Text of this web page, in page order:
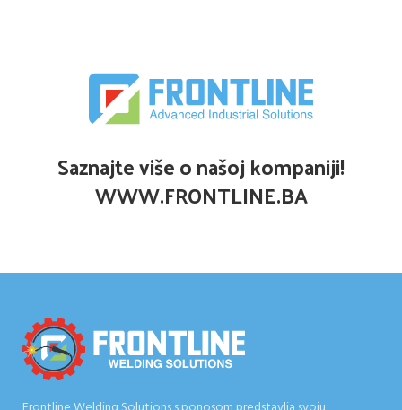
Saznajte više o našoj kompaniji!
WWW.FRONTLINE.BA